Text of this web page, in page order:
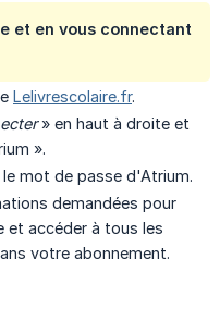
et en vous connectant
Lelivrescolaire.fr.
» en haut à droite et
».
mot de passe d'Atrium.
demandées pour
et accéder à tous les
votre abonnement.